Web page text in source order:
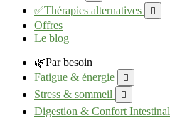
✅Thérapies alternatives 
Offres
Le blog
🌿Par besoin
Fatigue & énergie

Stress & sommeil 
Digestion & Confort Intestinal